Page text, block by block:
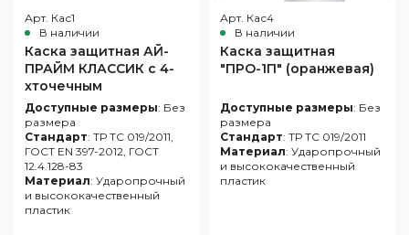
Арт. Кас1
В наличии
Каска защитная АЙ-
ПРАЙМ КЛАССИК с 4-
хточечным
креплением
(оранжевая)
Доступные размеры: Без
размера
Стандарт: ТР ТС 019/2011,
ГОСТ EN 397-2012, ГОСТ
12.4.128-83
Материал: Ударопрочный
и высококачественный
пластик
Арт. Кас4
В наличии
Каска защитная
"ПРО-1П" (оранжевая)
Доступные размеры: Без
размера
Стандарт: ТР ТС 019/2011
Материал: Ударопрочный
и высококачественный
пластик